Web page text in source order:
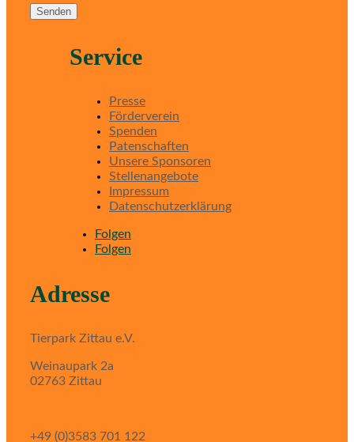
Senden
Service
Presse
Förderverein
Spenden
Patenschaften
Unsere Sponsoren
Stellenangebote
Impressum
Datenschutzerklärung
Folgen
Folgen
Adresse
Tierpark Zittau e.V.
Weinaupark 2a
02763 Zittau
+49 (0)3583 701 122